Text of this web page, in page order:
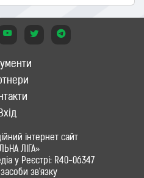
Вхід
інтернет сайт
ЛІГА»
у Реєстрі: R40-06347
зв'язку